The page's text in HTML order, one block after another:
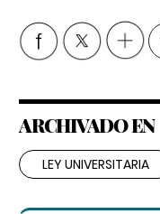
ARCHIVADO EN
LEY UNIVERSITARIA